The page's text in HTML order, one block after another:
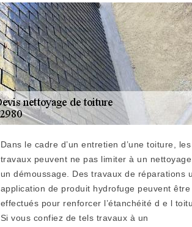
Dans le cadre d’un entretien d’une toiture, les
travaux peuvent ne pas limiter à un
un démoussage. Des travaux de réparations
application de produit hydrofuge peuvent être
effectués pour renforcer l’étanchéité d e l
Si vous confiez de tels travaux à un